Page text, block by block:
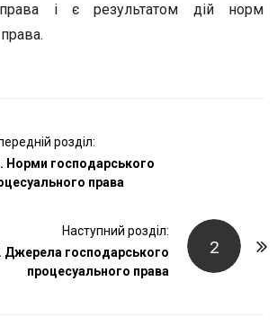
права і є результатом дій норм
розділ:
Норми господарського
права
2
Наступний розділ:
Джерела господарського
процесуального права